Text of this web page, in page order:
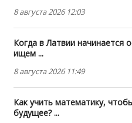
8 августа 2026 12:03
Когда в Латвии начинается
ищем ...
8 августа 2026 11:49
Как учить математику,
будущее? ...